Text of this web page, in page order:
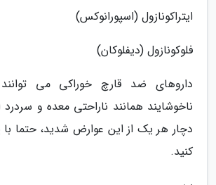
ایتراکونازول (اسپورانوکس)
فلوکونازول (دیفلوکان)
داروهای ضد قارچ خوراکی می
ناخوشایند همانند ناراحتی معده و سردرد
دچار هر یک از این عوارض شدید، حتما
کنید.